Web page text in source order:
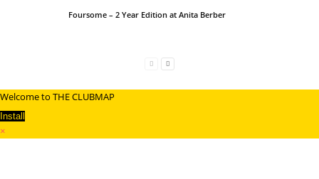
Foursome – 2 Year Edition at Anita Berber
Welcome to THE CLUBMAP
Install
×